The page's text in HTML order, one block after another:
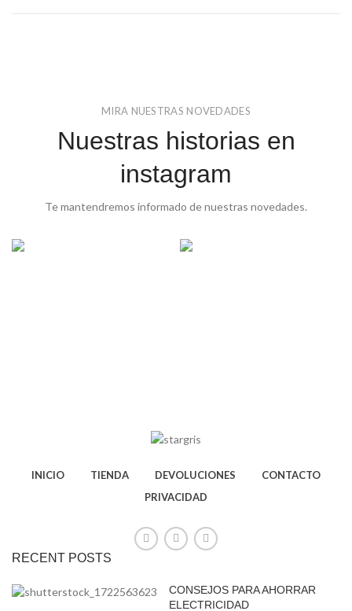
MIRA NUESTRAS NOVEDADES
Nuestras historias en
instagram
Te mantendremos informado de nuestras novedades.
INICIO TIENDA DEVOLUCIONES
CONTACTO
PRIVACIDAD
RECENT POSTS
CONSEJOS PARA AHORRAR
ELECTRICIDAD